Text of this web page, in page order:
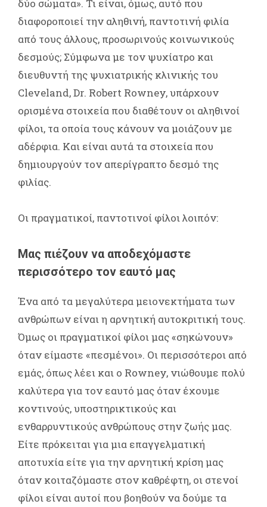
δύο σώματα». Τι είναι, όμως, αυτό που
διαφοροποιεί την αληθινή, παντοτινή φιλία
από τους άλλους, προσωρινούς κοινωνικούς
δεσμούς; Σύμφωνα με τον ψυχίατρο και
διευθυντή της ψυχιατρικής κλινικής του
Cleveland, Dr. Robert Rowney, υπάρχουν
ορισμένα στοιχεία που διαθέτουν οι αληθινοί
φίλοι, τα οποία τους κάνουν να μοιάζουν με
αδέρφια. Και είναι αυτά τα στοιχεία που
δημιουργούν τον απερίγραπτο δεσμό της
φιλίας.
Οι πραγματικοί, παντοτινοί φίλοι λοιπόν:
Μας πιέζουν να αποδεχόμαστε
περισσότερο τον εαυτό μας
Ένα από τα μεγαλύτερα μειονεκτήματα των
ανθρώπων είναι η αρνητική αυτοκριτική τους.
Όμως οι πραγματικοί φίλοι μας «σηκώνουν»
όταν είμαστε «πεσμένοι». Οι περισσότεροι από
εμάς, όπως λέει και ο Rowney, νιώθουμε πολύ
καλύτερα για τον εαυτό μας όταν έχουμε
κοντινούς, υποστηρικτικούς και
ενθαρρυντικούς ανθρώπους στην ζωής μας.
Είτε πρόκειται για μια επαγγελματική
αποτυχία είτε για την αρνητική κρίση μας
όταν κοιταζόμαστε στον καθρέφτη, οι στενοί
φίλοι είναι αυτοί που βοηθούν να δούμε τα